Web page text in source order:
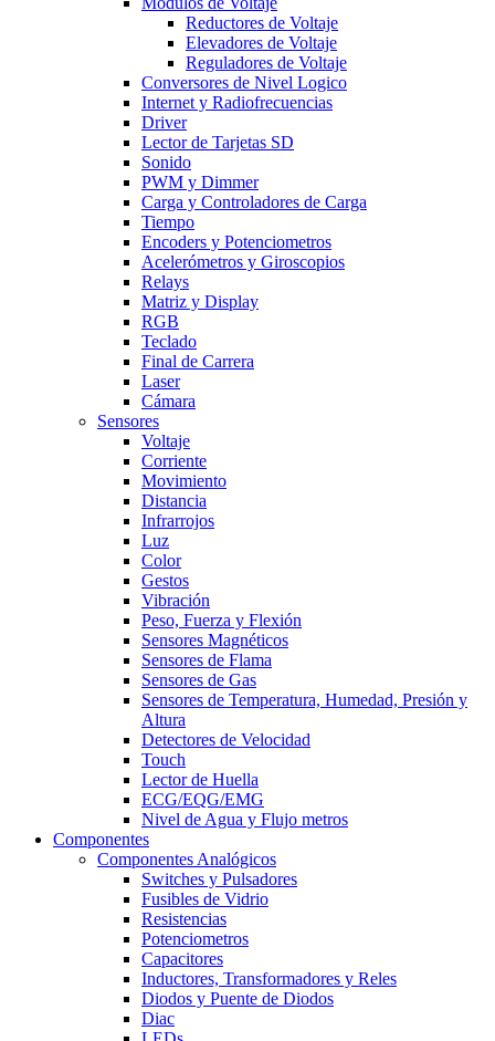
Reductores de Voltaje
Elevadores de Voltaje
Reguladores de Voltaje
Conversores de Nivel Logico
Internet y Radiofrecuencias
Driver
Lector de Tarjetas SD
Sonido
PWM y Dimmer
Carga y Controladores de Carga
Tiempo
Encoders y Potenciometros
Acelerómetros y Giroscopios
Relays
Matriz y Display
RGB
Teclado
Final de Carrera
Laser
Cámara
Sensores
Voltaje
Corriente
Movimiento
Distancia
Infrarrojos
Luz
Color
Gestos
Vibración
Peso, Fuerza y Flexión
Sensores Magnéticos
Sensores de Flama
Sensores de Gas
Sensores de Temperatura, Humedad, Presión y
Altura
Detectores de Velocidad
Touch
Lector de Huella
ECG/EQG/EMG
Nivel de Agua y Flujo metros
Componentes
Componentes Analógicos
Switches y Pulsadores
Fusibles de Vidrio
Resistencias
Potenciometros
Capacitores
Inductores, Transformadores y Reles
Diodos y Puente de Diodos
Diac